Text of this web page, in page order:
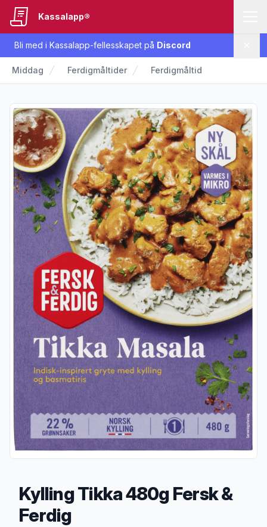
Bli med i Kassalapp-fellesskapet på Discord
Kassalapp®
Middag Ferdigmåltider Ferdigmåltid
Kylling Tikka 480g Fersk &
Ferdig